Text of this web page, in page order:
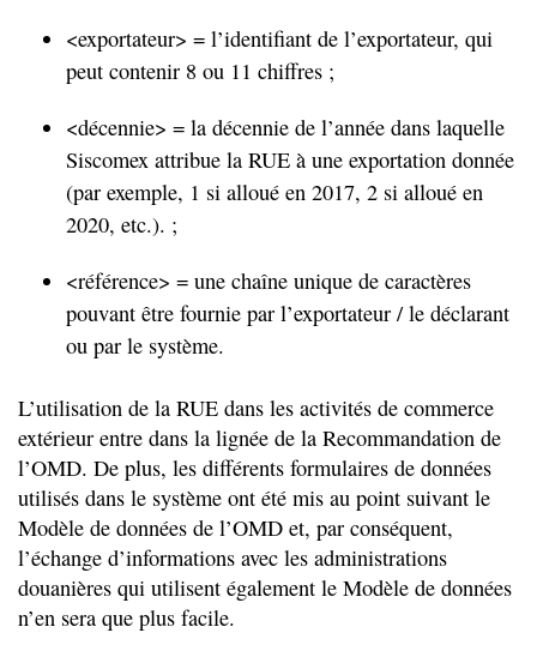
<exportateur> = l’identifiant de l’exportateur, qui
peut contenir 8 ou 11 chiffres ;
<décennie> = la décennie de l’année dans laquelle
Siscomex attribue la RUE à une exportation donnée
(par exemple, 1 si alloué en 2017, 2 si alloué en
2020, etc.). ;
<référence> = une chaîne unique de caractères
pouvant être fournie par l’exportateur / le déclarant
ou par le système.
L’utilisation de la RUE dans les activités de commerce
extérieur entre dans la lignée de la Recommandation de
l’OMD. De plus, les différents formulaires de données
utilisés dans le système ont été mis au point suivant le
Modèle de données de l’OMD et, par conséquent,
l’échange d’informations avec les administrations
douanières qui utilisent également le Modèle de données
n’en sera que plus facile.